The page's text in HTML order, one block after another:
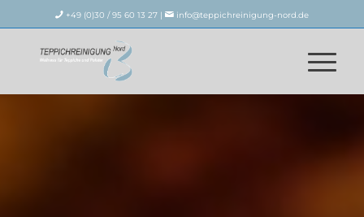
+49 (0)30 / 95 60 13 27 | info@teppichreinigung-nord.de